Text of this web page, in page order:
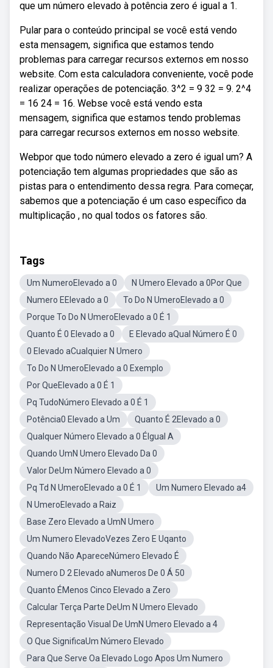
que um número elevado à potência zero é igual a 1.
Pular para o conteúdo principal se você está vendo
esta mensagem, significa que estamos tendo
problemas para carregar recursos externos em nosso
website. Com esta calculadora conveniente, você pode
realizar operações de potenciação. 3^2 = 9 32 = 9. 2^4
= 16 24 = 16. Webse você está vendo esta
mensagem, significa que estamos tendo problemas
para carregar recursos externos em nosso website.
Webpor que todo número elevado a zero é igual um? A
potenciação tem algumas propriedades que são as
pistas para o entendimento dessa regra. Para começar,
sabemos que a potenciação é um caso específico da
multiplicação , no qual todos os fatores são.
Tags
Um NumeroElevado a 0
N Umero Elevado a 0Por Que
Numero EElevado a 0
To Do N UmeroElevado a 0
Porque To Do N UmeroElevado a 0 É 1
Quanto É 0 Elevado a 0
E Elevado aQual Número É 0
0 Elevado aCualquier N Umero
To Do N UmeroElevado a 0 Exemplo
Por QueElevado a 0 É 1
Pq TudoNúmero Elevado a 0 É 1
Potência0 Elevado a Um
Quanto É 2Elevado a 0
Qualquer Número Elevado a 0 ÉIgual A
Quando UmN Umero Elevado Da 0
Valor DeUm Número Elevado a 0
Pq Td N UmeroElevado a 0 É 1
Um Numero Elevado a4
N UmeroElevado a Raiz
Base Zero Elevado a UmN Umero
Um Numero ElevadoVezes Zero E Uqanto
Quando Não ApareceNúmero Elevado É
Numero D 2 Elevado aNumeros De 0 Á 50
Quanto ÉMenos Cinco Elevado a Zero
Calcular Terça Parte DeUm N Umero Elevado
Representação Visual De UmN Umero Elevado a 4
O Que SignificaUm Número Elevado
Para Que Serve Oa Elevado Logo Apos Um Numero